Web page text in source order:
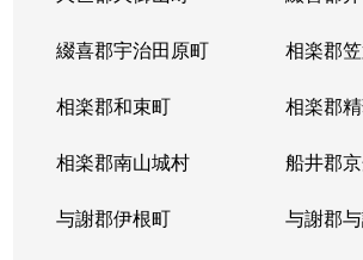
綴喜郡宇治田原町 相楽郡
相楽郡和束町 相楽郡
相楽郡南山城村 船井郡
与謝郡伊根町 与謝郡